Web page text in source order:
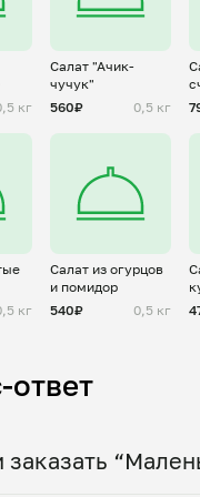
кг
Салат "Ачик-
чучук"
560₽
0,5 кг
кг
Салат из огурцов
и помидор
540₽
0,5 кг
ответ